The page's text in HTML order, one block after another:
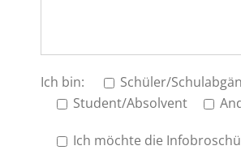
Ich bin:
Schüler/
Student/Absolvent
Ich möchte die